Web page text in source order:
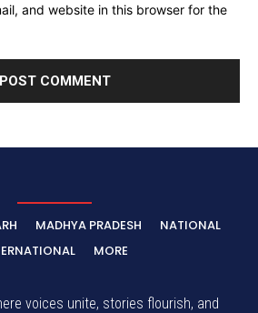
and website in this browser for the
MADHYA PRADESH
NATIONAL
MORE
voices unite, stories flourish, and